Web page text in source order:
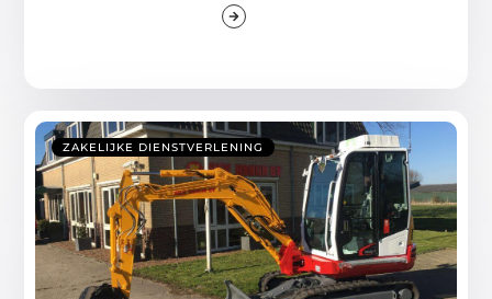
ZAKELIJKE DIENSTVERLENING